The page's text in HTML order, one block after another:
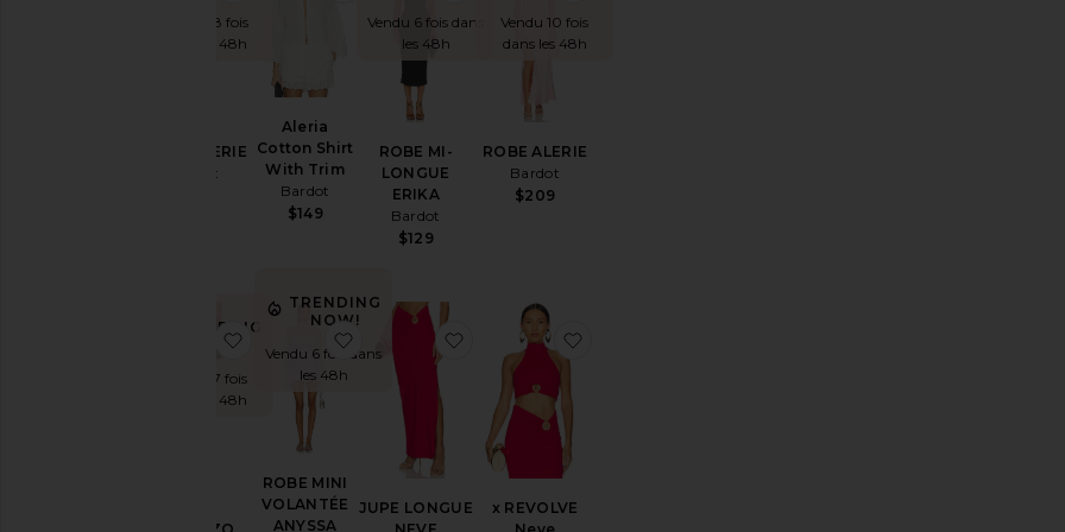
Vendu 18 fois
dans les 48h
ROBE ALERIE
Bardot
Aleria
Cotton Shirt
With Trim
Bardot
$149
Vendu 6 fois dans
les 48h
ROBE MI-
LONGUE
ERIKA
Bardot
$129
Vendu 10 fois
dans les 48h
ROBE ALERIE
Bardot
$209
TRENDING
NOW!
Vendu 17 fois
dans les 48h
ajouter aux préférésJUPE LORENZO
TRENDING
NOW!
Vendu 6 fois dans
les 48h
ROBE MINI
VOLANTÉE
ANYSSA
ajouter aux préférésROBE MINI VOLANTÉE ANYSSA
JUPE LONGUE
ajouter aux préférésJUPE LONGUE NEVE
x REVOLVE